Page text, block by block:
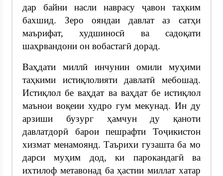
дар байни насли наврасу ҷавон таҳким
бахшид. Зеро ояндаи давлат аз сатҳи
маърифат, худшиносӣ ва садоқати
шаҳрвандони он вобастагӣ дорад.
Ваҳдати миллӣ инчунин омили муҳими
таҳкими истиқлолияти давлатӣ мебошад.
Истиқлол бе ваҳдат ва ваҳдат бе истиқлол
маънои воқеии худро гум мекунад. Ин ду
арзиши бузург ҳамчун ду қаноти
давлатдорӣ барои пешрафти Тоҷикистон
хизмат менамоянд. Таърихи гузашта ба мо
дарси муҳим дод, ки парокандагӣ ва
ихтилоф метавонад ба ҳастии миллат хатар